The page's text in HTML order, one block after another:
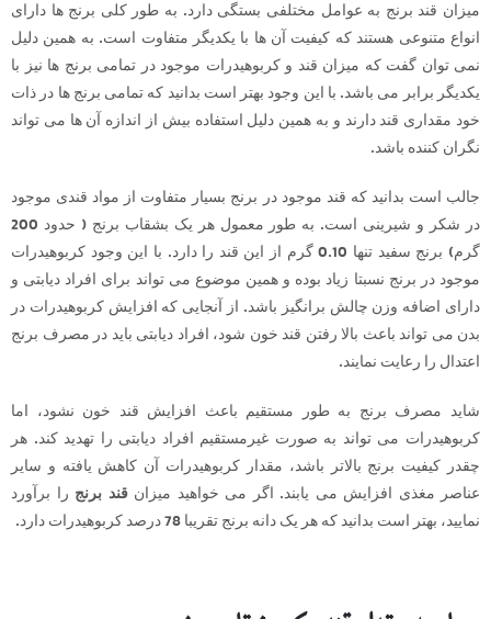
میزان قند برنج به عوامل مختلفی بستگی دارد. به طور کلی برنج ها دارای
انواع متنوعی هستند که کیفیت آن ها با یکدیگر متفاوت است. به همین دلیل
نمی توان گفت که میزان قند و کربوهیدرات موجود در تمامی برنج ها نیز با
یکدیگر برابر می باشد. با این وجود بهتر است بدانید که تمامی برنج ها در ذات
خود مقداری قند دارند و به همین دلیل استفاده بیش از اندازه آن ها می تواند
نگران کننده باشد.
جالب است بدانید که قند موجود در برنج بسیار متفاوت از مواد قندی موجود
در شکر و شیرینی است. به طور معمول هر یک بشقاب برنج ( حدود 200
گرم) برنج سفید تنها 0.10 گرم از این قند را دارد. با این وجود کربوهیدرات
موجود در برنج نسبتا زیاد بوده و همین موضوع می تواند برای افراد دیابتی و
دارای اضافه وزن چالش برانگیز باشد. از آنجایی که افزایش کربوهیدرات در
بدن می تواند باعث بالا رفتن قند خون شود، افراد دیابتی باید در مصرف برنج
اعتدال را رعایت نمایند.
شاید مصرف برنج به طور مستقیم باعث افزایش قند خون نشود، اما
کربوهیدرات می تواند به صورت غیرمستقیم افراد دیابتی را تهدید کند. هر
چقدر کیفیت برنج بالاتر باشد، مقدار کربوهیدرات آن کاهش یافته و سایر
عناصر مغذی افزایش می یابند. اگر می خواهید میزانقند برنج را برآورد
نمایید، بهتر است بدانید که هر یک دانه برنج تقریبا 78 درصد کربوهیدرات دارد.